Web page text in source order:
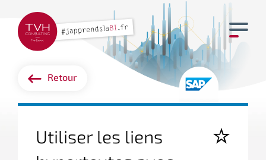
Retour
Utiliser les liens